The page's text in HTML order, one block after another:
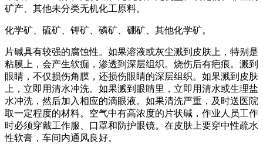
矿产、其他未分类无机化工原料。
化学矿、硫矿、钾矿、磷矿、硼矿、其他化学矿。
片碱具有较强的腐蚀性。如果溶液或灰尘溅到皮肤上，特别是
粘膜上，会产生软痂，渗透到深层组织。烧伤后有疤痕。溅到
眼睛，不仅损伤角膜，还损伤眼睛的深层组织。如果溅到皮肤
上，立即用清水冲洗。如果溅到眼睛里，立即用清水或生理盐
水冲洗，然后加入相应的滴眼液。如果清洗严重，及时送医院
取一定程度的材料。空气中有高浓度的片状碱，作业人员工作
时必须穿戴工作服、口罩和防护眼镜。在皮肤上要穿中性疏水
性软膏，车间内通风良好。